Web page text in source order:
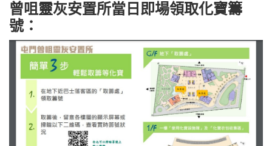
曾咀靈灰安置所當日即場領取化寶籌
號：